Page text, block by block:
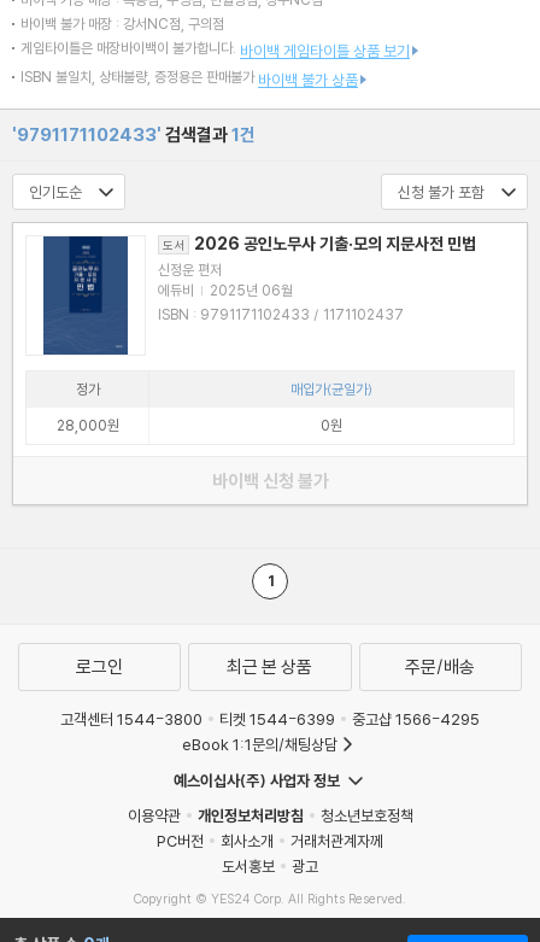
바이백 불가 매장 : 강서NC점, 구의점
게임타이틀은 매장바이백이 불가합니다. 바이백 게임타이틀 상품 보기
ISBN 불일치, 상태불량, 증정용은 판매불가 바이백 불가 상품
'9791171102433' 검색결과1건
도서 2026 공인노무사 기출·모의 지문사전 민법
신정운 편저
에듀비 | 2025년 06월
ISBN : 9791171102433 / 1171102437
정가
매입가(균일가)
28,000원
0원
바이백 신청 불가
1
로그인 최근 본 상품 주문/배송
고객센터 1544-3800 티켓 1544-6399
중고샵 1566-4295
eBook 1:1문의/채팅상담
예스이십사(주) 사업자 정보
이용약관
개인정보처리방침
청소년보호정책
PC버전
회사소개
거래처관계자께
도서홍보
광고
Copyright © YES24 Corp. All Rights Reserved.
MATOM9